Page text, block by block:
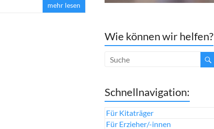
mehr lesen
Wie können wir helfen?
Schnellnavigation:
Für Kitaträger
Für Erzieher/-innen